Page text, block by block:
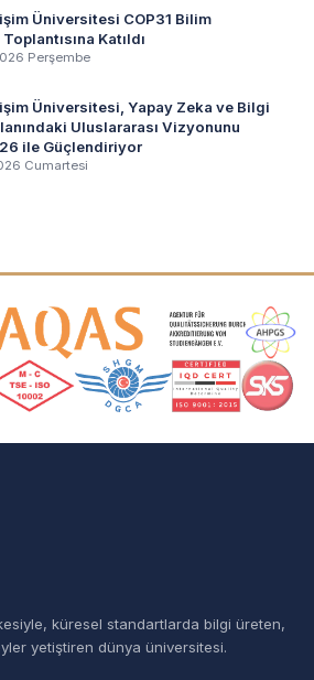
Üniversitesi COP31 Bilim
Katıldı
Perşembe
Üniversitesi, Yapay Zeka ve Bilgi
Uluslararası Vizyonunu
ile Güçlendiriyor
Cumartesi
ve Üyelik Logoları
küresel standartlarda bilgi üreten,
yetiştiren dünya üniversitesi.